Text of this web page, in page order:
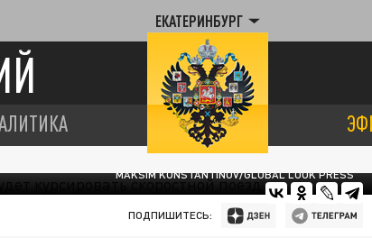
ЕКАТЕРИНБУРГ
MAKSIM KONSTANTINOV/GLOBAL LOOK PRESS
ПОДПИШИТЕСЬ: